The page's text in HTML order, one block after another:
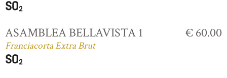
ASAMBLEA BELLAVISTA 1
Franciacorta Extra Brut
€ 60.00